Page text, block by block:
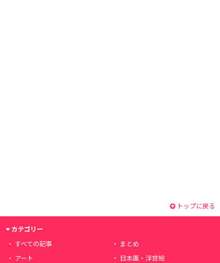
トップに戻る
カテゴリー
すべての記事
まとめ
アート
日本画・浮世絵